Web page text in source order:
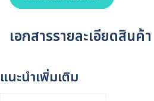
เอกสารรายละเอียดสินค้า
แนะนำเพิ่มเติม